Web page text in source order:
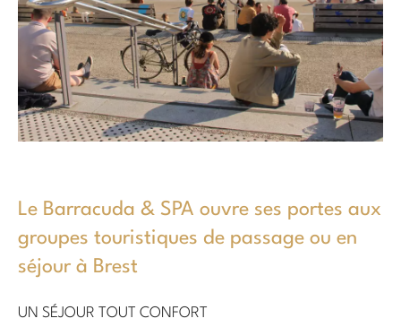
Le Barracuda & SPA ouvre ses portes aux
groupes touristiques de passage ou en
séjour à Brest
UN SÉJOUR TOUT CONFORT